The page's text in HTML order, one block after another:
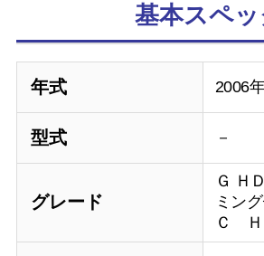
基本スペッ
年式 2006
型式 －
グレード
Ｇ Ｈ
ミン
Ｃ Ｈ